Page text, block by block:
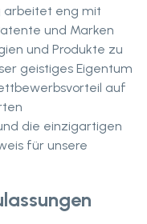
arbeitet eng mit
und Marken
und Produkte zu
geistiges Eigentum
auf
die einzigartigen
für unsere